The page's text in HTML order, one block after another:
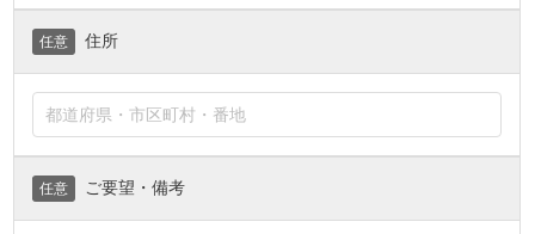
任意 住所
任意 ご要望・備考